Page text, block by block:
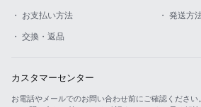
・ お支払い方法 ・ 発送方
・ 交換・返品
カスタマーセンター
お電話やメールでのお問い合わせ前にご確認ください。